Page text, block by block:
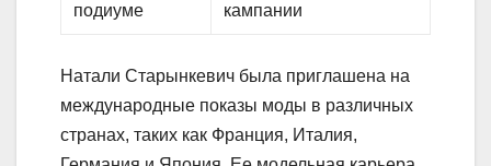
Натали Старынкевич была приглашена на
международные показы моды в различных
странах, таких как Франция, Италия,